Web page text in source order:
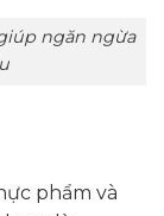
ngăn ngừa
phẩm và